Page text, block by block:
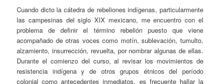
Cuando dicto la cátedra de rebeliones indígenas, particularmente
las campesinas del siglo XIX mexicano, me encuentro con el
problema de definir el término rebelión puesto que viene
acompañado de otras voces como motín, sublevación, tumulto,
alzamiento, insurrección, revuelta, por nombrar algunas de ellas.
Durante el comienzo del curso, al revisar los movimientos de
resistencia indígena y de otros grupos étnicos del período
colonial como antecedentes inmediatos, es frecuente hallar la